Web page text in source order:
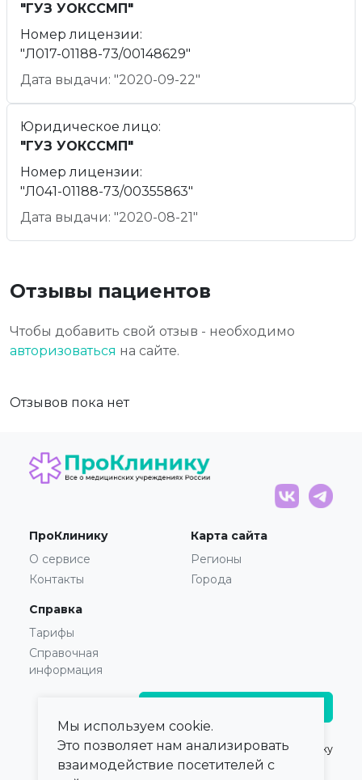
"ГУЗ УОКССМП"
Номер лицензии:
"Л017-01188-73/00148629"
Дата выдачи: "2020-09-22"
Юридическое лицо:
"ГУЗ УОКССМП"
Номер лицензии:
"Л041-01188-73/00355863"
Дата выдачи: "2020-08-21"
Отзывы пациентов
Чтобы добавить свой отзыв - необходимо
авторизоваться на сайте.
Отзывов пока нет
ПроКлинику
О сервисе
Контакты
Карта сайта
Регионы
Города
Справка
Тарифы
Справочная
информация
© 2021 — 2026,ПроКлинику
Мы используем cookie.
Это позволяет нам анализировать
взаимодействие посетителей с